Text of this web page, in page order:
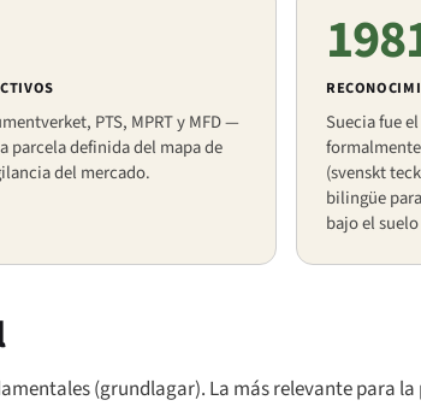
PTS, MPRT y MFD —
parcela definida del mapa de
del mercado.
Suecia fue
(svenskt
bilingüe
bajo el
(grundlagar). La más relevante para